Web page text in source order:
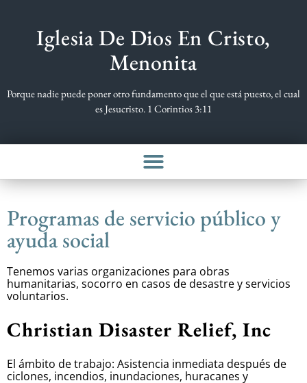
Iglesia De Dios En Cristo,
Menonita
Porque nadie puede poner otro fundamento que el que está puesto, el cual
es Jesucristo. 1 Corintios 3:11
Programas de servicio público y
ayuda social
Tenemos varias organizaciones para obras
humanitarias, socorro en casos de desastre y servicios
voluntarios.
Christian Disaster Relief, Inc
El ámbito de trabajo: Asistencia inmediata después de
ciclones, incendios, inundaciones, huracanes y